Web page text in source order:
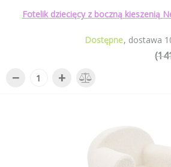
Fotelik dziecięcy z boczną kieszenią
Dostępne dostawa
− +